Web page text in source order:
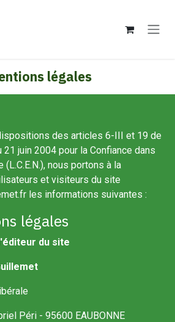
légales
des articles 6-III et 19 de
21 juin 2004 pour la Confiance dans
(L.C.E.N.), nous portons à la
et visiteurs du site
les informations suivantes :
légales
du site
Péri - 95600 EAUBONNE